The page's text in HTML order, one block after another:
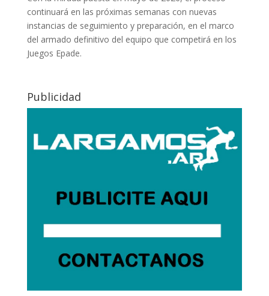
continuará en las próximas semanas con nuevas
instancias de seguimiento y preparación, en el marco
del armado definitivo del equipo que competirá en los
Juegos Epade.
Publicidad